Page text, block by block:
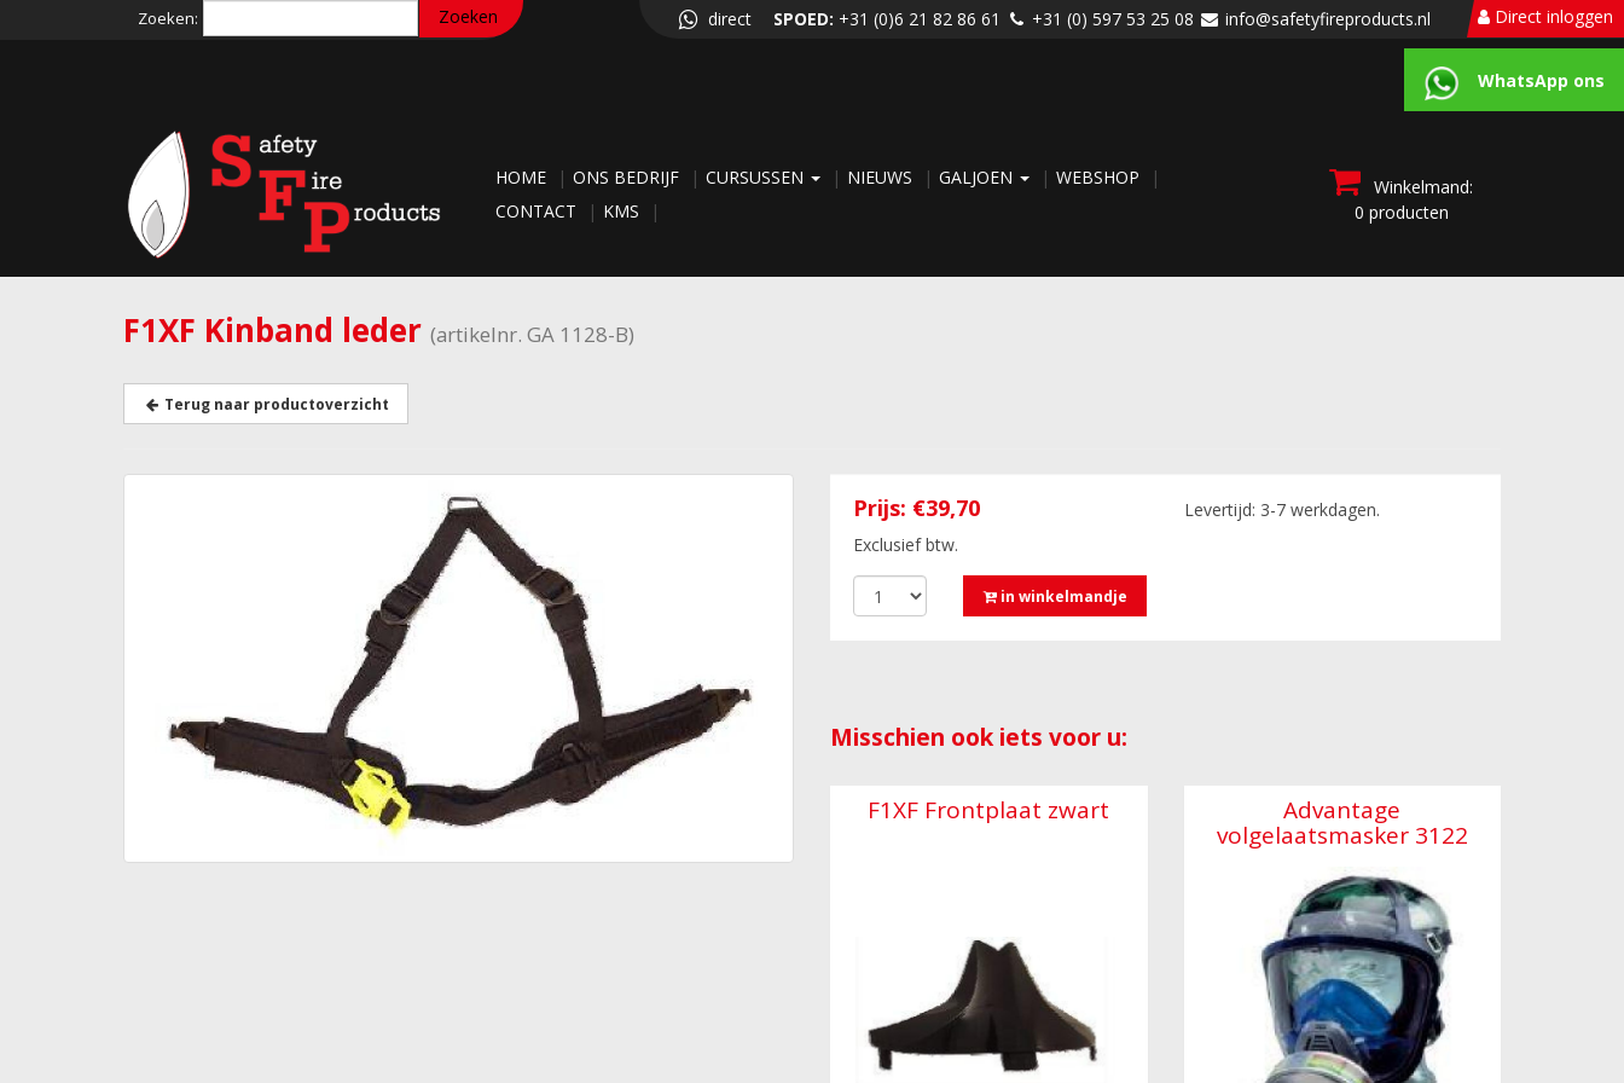
Zoeken: direct SPOED: +31 (0)6 21 82 86 61 +31 (0) 597 53 25 08 info@safetyfireproducts.nl Direct inloggen
WhatsApp ons
HOME ONS BEDRIJF CURSUSSEN NIEUWS GALJOEN
WEBSHOP
CONTACT
KMS
Winkelmand:
0 producten
F1XF Kinband leder (artikelnr. GA 1128-B)
Terug naar productoverzicht
Prijs: €39,70
Exclusief btw.
in winkelmandje
Levertijd: 3-7 werkdagen.
Misschien ook iets voor u:
F1XF Frontplaat zwart
Advantage
volgelaatsmasker 3122